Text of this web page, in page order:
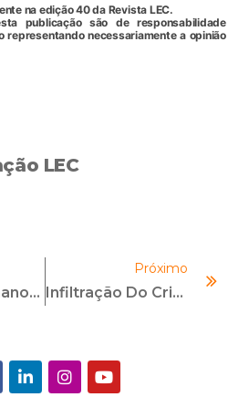
na edição 40 da Revista LEC.
publicação são de responsabilidade
representando necessariamente a opinião
LEC
Direitos Humanos Nas Empresas: Entenda O Papel Do Compliance
Próximo
Infiltração Do Crime Organizado Na Economia Formal: O Alerta Da Operação Carbono Oculto Para O Compliance Empresarial